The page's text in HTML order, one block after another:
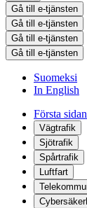
Gå till e-tjänsten
Gå till e-tjänsten
Gå till e-tjänsten
Gå till e-tjänsten
Suomeksi
In English
Första sidan
Vägtrafik
Sjötrafik
Spårtrafik
Luftfart